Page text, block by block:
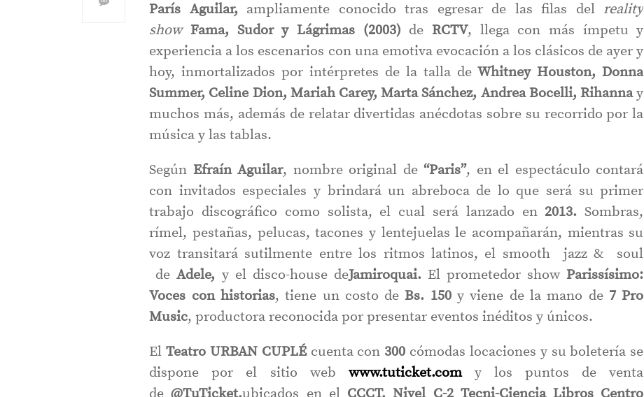
París Aguilar, ampliamente conocido tras egresar de las filas del reality
show Fama, Sudor y Lágrimas (2003) de RCTV, llega con más ímpetu y
experiencia a los escenarios con una emotiva evocación a los clásicos de ayer y
hoy, inmortalizados por intérpretes de la talla deWhitney Houston, Donna
Summer, Celine Dion, Mariah Carey, Marta Sánchez, Andrea Bocelli, Rihannay
muchos más, además de relatar divertidas anécdotas sobre su recorrido por la
música y las tablas.
Según Efraín Aguilar, nombre original de“Paris”, en el espectáculo contará
con invitados especiales y brindará un abreboca de lo que será su primer
trabajo discográfico como solista, el cual será lanzado en 2013. Sombras,
rímel, pestañas, pelucas, tacones y lentejuelas le acompañarán, mientras su
voz transitará sutilmente entre los ritmos latinos, el smooth jazz & soul
deAdele, y el disco-house deJamiroquai. El prometedor show Parissísimo:
Voces con historias, tiene un costo de Bs. 150y viene de la mano de 7 Pro
Music, productora reconocida por presentar eventos inéditos y únicos.
ElTeatro URBAN CUPLÉcuenta con 300 cómodas locaciones y su boletería se
dispone por el sitio web
www.tuticket.com
y los puntos de venta